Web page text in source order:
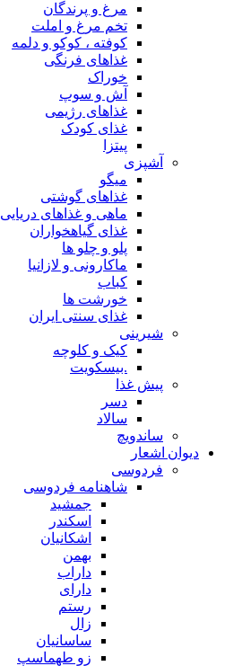
مرغ و پرندگان
تخم مرغ و املت
کوفته ، کوکو و دلمه
غذاهای فرنگی
خوراک
آش و سوپ
غذاهای رژیمی
غذای کودک
پیتزا
آشپزی
میگو
غذاهای گوشتی
ماهی و غذاهای دریایی
غذای گیاهخواران
پلو و چلو ها
ماکارونی و لازانیا
کباب
خورشت ها
غذای سنتی ایران
شیرینی
کیک و کلوچه
.بیسکویت
پیش غذا
دسر
سالاد
ساندویچ
دیوان اشعار
فردوسی
شاهنامه فردوسی
جمشید
اسکندر
اشکانیان
بهمن
داراب
دارای
رستم
زال
ساسانیان
زو طهماسپ‏